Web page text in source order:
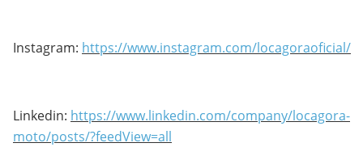
Instagram: https://www.instagram.com/locagoraoficial/
Linkedin: https://www.linkedin.com/company/locagora-
moto/posts/?feedView=all